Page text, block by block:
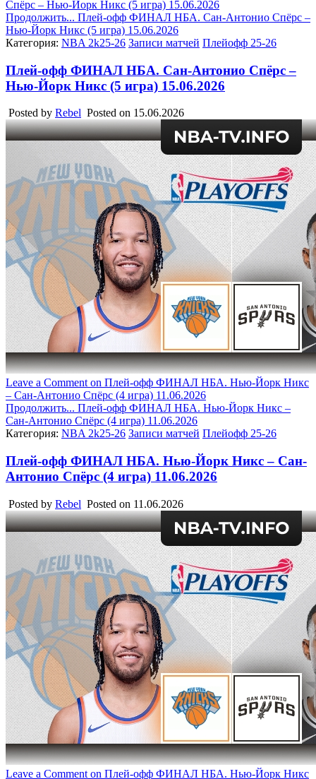
Спёрс – Нью-Йорк Никс (5 игра) 15.06.2026
Продолжить... Плей-офф ФИНАЛ НБА. Сан-Антонио Спёрс –
Нью-Йорк Никс (5 игра) 15.06.2026
Категория: NBA 2k25-26 Записи матчей Плейофф 25-26
Плей-офф ФИНАЛ НБА. Сан-Антонио Спёрс –
Нью-Йорк Никс (5 игра) 15.06.2026
Posted by Rebel Posted on 15.06.2026
Leave a Comment on Плей-офф ФИНАЛ НБА. Нью-Йорк Никс
– Сан-Антонио Спёрс (4 игра) 11.06.2026
Продолжить... Плей-офф ФИНАЛ НБА. Нью-Йорк Никс –
Сан-Антонио Спёрс (4 игра) 11.06.2026
Категория: NBA 2k25-26 Записи матчей Плейофф 25-26
Плей-офф ФИНАЛ НБА. Нью-Йорк Никс – Сан-
Антонио Спёрс (4 игра) 11.06.2026
Posted by Rebel Posted on 11.06.2026
Leave a Comment on Плей-офф ФИНАЛ НБА. Нью-Йорк Никс